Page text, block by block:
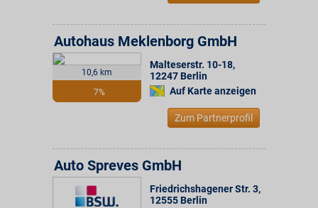
10,6 km
7%
Autohaus Meklenborg GmbH
Malteserstr. 10-18,
12247 Berlin
Auf Karte anzeigen
Zum Partnerprofil
Auto Spreves GmbH
Friedrichshagener Str. 3,
12555 Berlin